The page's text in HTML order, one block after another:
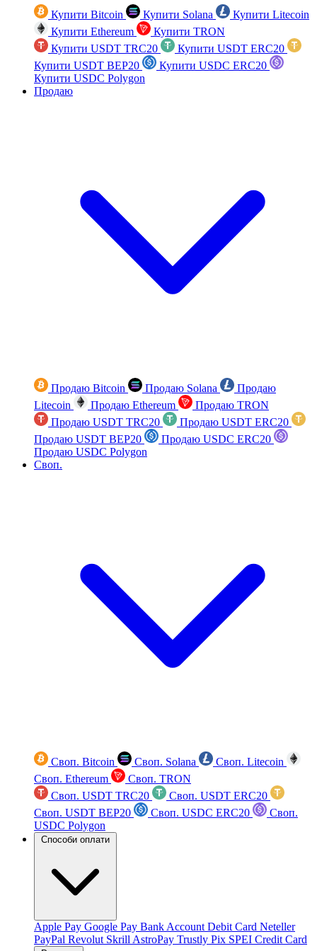
Купити Bitcoin Купити Solana
Купити Litecoin
Купити Ethereum
Купити TRON
Купити USDT TRC20
Купити USDT ERC20
Купити USDT BEP20
Купити USDC ERC20
Купити USDC Polygon
Продаю
Продаю Bitcoin Продаю Solana
Продаю
Litecoin
Продаю Ethereum
Продаю TRON
Продаю USDT TRC20
Продаю USDT ERC20
Продаю USDT BEP20
Продаю USDC ERC20
Продаю USDC Polygon
Своп.
Своп. Bitcoin Своп. Solana
Своп. Litecoin
Своп. Ethereum
Своп. TRON
Своп. USDT TRC20
Своп. USDT ERC20
Своп. USDT BEP20
Своп. USDC ERC20
Своп.
USDC Polygon
Способи оплати
Apple Pay Google Pay Bank Account Debit Card Neteller
PayPal Revolut Skrill AstroPay Trustly Pix SPEI Credit Card